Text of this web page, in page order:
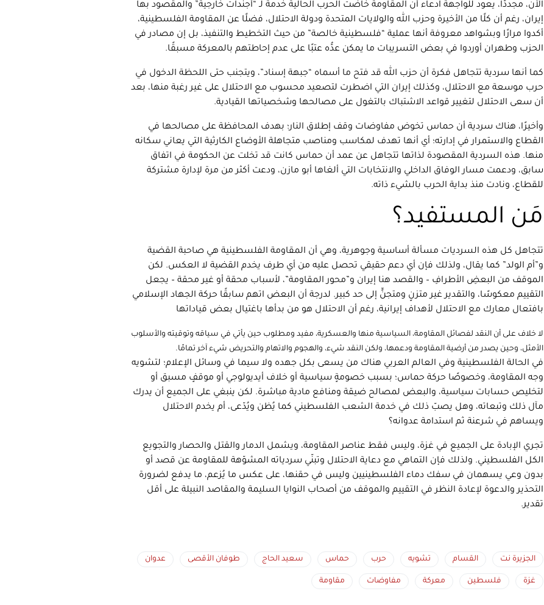
الآن، مجددًا، يعود للواجهة ادعاء أن المقاومة خاضت الحرب الحالية خدمة لـ “أجندات خارجية” والمقصود بها
إيران، رغم أن كلًا من الأخيرة وحزب الله والولايات المتحدة ودولة الاحتلال، فضلًا عن المقاومة الفلسطينية،
أكدوا مرارًا وبشواهد معروفة أنها عملية “فلسطينية خالصة” من حيث التخطيط والتنفيذ، بل إن مصادر في
الحزب وطهران أوردوا في بعض التسريبات ما يمكن عدُّه عتبًا على عدم إحاطتهم بالمعركة مسبقًا.
كما أنها سردية تتجاهل فكرة أن حزب الله قد فتح ما أسماه “جبهة إسناد”، ويتجنب حتى اللحظة الدخول في
حرب موسعة مع الاحتلال، وكذلك إيران التي اضطرت لتصعيد محسوب مع الاحتلال على غير رغبة منها، بعد
أن سعى الاحتلال لتغيير قواعد الاشتباك بالتغول على مصالحها وشخصياتها القيادية.
وأخيرًا، هناك سردية أن حماس تخوض مفاوضات وقف إطلاق النار؛ بهدف المحافظة على مصالحها في
القطاع والاستمرار في إدارته؛ أي أنها تهدف لمكاسب ومناصب متجاهلة الأوضاع الكارثية التي يعاني سكانه
منها. هذه السردية المقصودة لذاتها تتجاهل عن عمد أن حماس كانت قد تخلت عن الحكومة في اتفاق
سابق، ودعمت مسار الوفاق الداخلي والانتخابات التي ألغاها أبو مازن، ودعت أكثر من مرة لإدارة مشتركة
للقطاع، ونادت منذ بداية الحرب بالشيء ذاته.
مَن المستفيد؟
تتجاهل كل هذه السرديات مسألة أساسية وجوهرية، وهي أن المقاومة الفلسطينية هي صاحبة القضية
و”أم الولد” كما يقال، ولذلك فإن أي دعم حقيقي تحصل عليه من أي طرف يخدم القضية لا العكس. لكن
الموقف من البعضِ الأطرافِ – والقصد هنا إيران و”محور المقاومة”، لأسباب محقة أو غير محقة – يجعل
التقييم معكوسًا، والتقدير غير متزنٍ ومتجنٍّ إلى حد كبير. لدرجة أن البعض اتهم سابقًا حركة الجهاد الإسلامي
بافتعال معارك مع الاحتلال لأهداف إيرانية، رغم أن الاحتلال هو من بدأها باغتيال بعض قياداتها
لا خلاف على أن النقد لفصائل المقاومة، السياسية منها والعسكرية، مفيد ومطلوب حين يأتي في سياقه وتوقيته والأسلوب
الأمثل، وحين يصدر من أرضية المقاومة ودعمها، ولكن النقد شيء، والهجوم والاتهام والتحريض شيء آخر تمامًا.
في الحالة الفلسطينية وفي العالم العربي هناك من يسعى بكل جهده ولا سيما في وسائل الإعلام؛ لتشويه
وجه المقاومة، وخصوصًا حركة حماس؛ بسبب خصومةٍ سياسية أو خلاف أيديولوجي أو موقفٍ مسبق أو
لتخليص حسابات سياسية، والبعض لمصالح ضيقة ومنافع مادية مباشرة. لكن ينبغي على الجميع أن يدرك
مآل ذلك وتبعاته، وهل يصبّ ذلك في خدمة الشعب الفلسطيني كما يُظن ويُدّعى، أم يخدم الاحتلال
ويساهم في شرعنة ثم استدامة عدوانه؟
تجري الإبادة على الجميع في غزة، وليس فقط عناصر المقاومة، ويشمل الدمار والقتل والحصار والتجويع
الكل الفلسطيني. ولذلك فإن التماهي مع دعاية الاحتلال وتبنّي سردياته المشوّهة للمقاومة عن قصد أو
بدون وعي يسهمان في سفك دماء الفلسطينيين وليس في حقنها، على عكس ما يُزعم، ما يدفع لضرورة
التحذير والدعوة لإعادة النظر في التقييم والموقف من أصحاب النوايا السليمة والمقاصد النبيلة على أقل
تقدير.
الجزيرة نت القسام تشويه حرب حماس سعيد الحاج طوفان الأقصى عدوان
غزة فلسطين معركة مفاوضات مقاومة